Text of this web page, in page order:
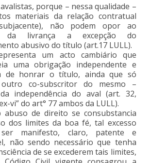
porque – nessa qualidade –
materiais da relação contratual
não podem opor ao
da livrança a excepção do
abusivo do título (art.17 LULL).
um acto cambiário que
uma obrigação independente e
de honrar o título, ainda que só
outro co-subscritor do mesmo –
independência do aval (art. 32,
vi” do art° 77 ambos da LULL).
abuso de direito se consubstancia
dos limites da boa fé, tal excesso
manifesto, claro, patente e
não sendo necessário que tenha
de se excederem tais limites,